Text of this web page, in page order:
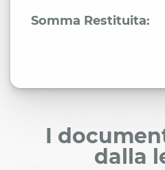
Somma Restituita:
I
dalla